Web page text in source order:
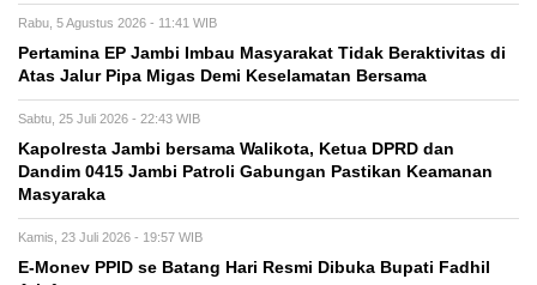
Rabu, 5 Agustus 2026 - 11:41 WIB
Pertamina EP Jambi Imbau Masyarakat Tidak Beraktivitas di
Atas Jalur Pipa Migas Demi Keselamatan Bersama
Sabtu, 25 Juli 2026 - 22:43 WIB
Kapolresta Jambi bersama Walikota, Ketua DPRD dan
Dandim 0415 Jambi Patroli Gabungan Pastikan Keamanan
Masyaraka
Kamis, 23 Juli 2026 - 19:57 WIB
E-Monev PPID se Batang Hari Resmi Dibuka Bupati Fadhil